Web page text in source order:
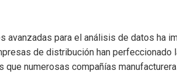
avanzadas para el análisis de datos ha
de distribución han perfeccionado
numerosas compañías